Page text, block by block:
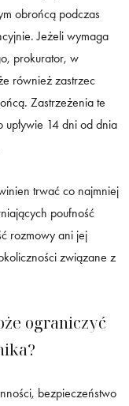
obrońcą podczas
Jeżeli wymaga
prokurator, w
również zastrzec
Zastrzeżenia te
14 dni od dnia
trwać co najmniej
poufność
rozmowy ani jej
związane z
ograniczyć
bezpieczeństwo